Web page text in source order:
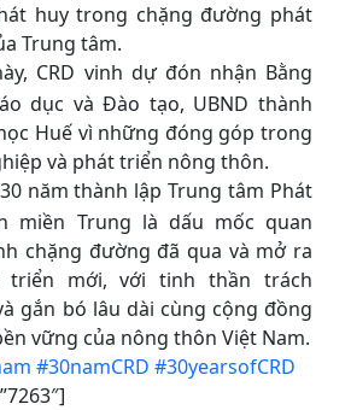
huy trong chặng đường phát
Trung tâm.
CRD vinh dự đón nhận Bằng
dục và Đào tạo, UBND thành
Huế vì những đóng góp trong
và phát triển nông thôn.
năm thành lập Trung tâm Phát
miền Trung là dấu mốc quan
chặng đường đã qua và mở ra
triển mới, với tinh thần trách
gắn bó lâu dài cùng cộng đồng
vững của nông thôn Việt Nam.
#30namCRD #30yearsofCRD